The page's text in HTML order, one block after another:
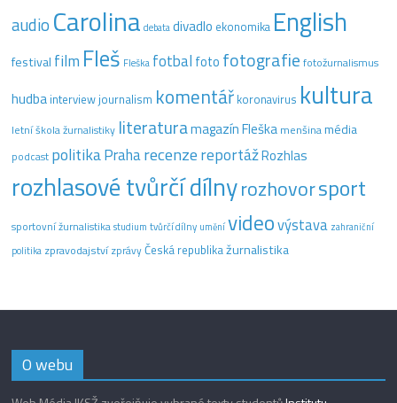
audio Carolina debata divadlo ekonomika English
festival film Fleš Fleška fotbal foto fotografie fotožurnalismus
hudba interview journalism komentář koronavirus kultura
letní škola žurnalistiky literaturamagazín Fleška menšinamédia
podcast politikaPraharecenzereportážRozhlas
rozhlasové tvůrčí dílnyrozhovorsport
sportovní žurnalistika studium tvůrčí dílny uměnívideovýstava zahraniční
politika zpravodajstvízprávyČeská republikažurnalistika
O webu